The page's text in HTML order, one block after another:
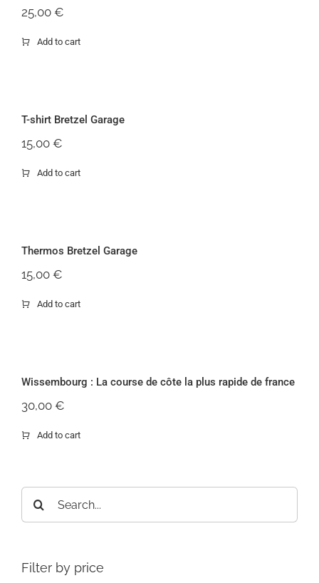
25,00 €
Add to cart
T-shirt Bretzel Garage
15,00 €
Add to cart
Thermos Bretzel Garage
15,00 €
Add to cart
Rupture de stock
Wissembourg : La course de côte la plus rapide de france
30,00 €
Add to cart
Filter by price